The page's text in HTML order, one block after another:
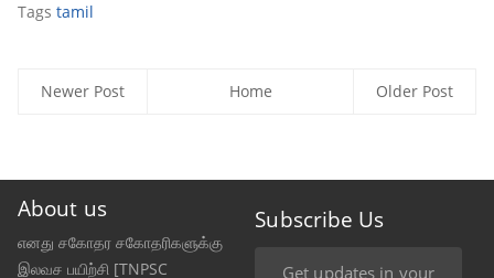
Tags tamil
Newer Post Older Post
Home
About us
எனது சகோதர சகோதரிகளுக்கு
இலவச பயிற்சி [TNPSC
Subscribe Us
Get updates in your